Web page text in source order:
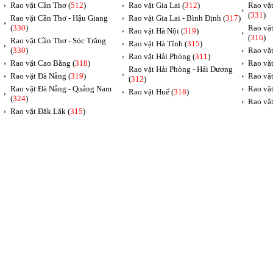
Rao vặt Cần Thơ (512)
Rao vặt Cần Thơ - Hậu Giang
(330)
Rao vặt Cần Thơ - Sóc Trăng
(330)
Rao vặt Cao Bằng (318)
Rao vặt Đà Nẵng (319)
Rao vặt Đà Nẵng - Quảng Nam
(324)
Rao vặt Đăk Lăk (315)
Rao vặt Gia Lai (312)
Rao vặt Gia Lai - Bình Định (317)
Rao vặt Hà Nội (319)
Rao vặt Hà Tĩnh (315)
Rao vặt Hải Phòng (311)
Rao vặt Hải Phòng - Hải Dương
(312)
Rao vặt Huế (318)
Rao
(331)
Rao
(316)
Rao
Rao
Rao
Rao
Rao